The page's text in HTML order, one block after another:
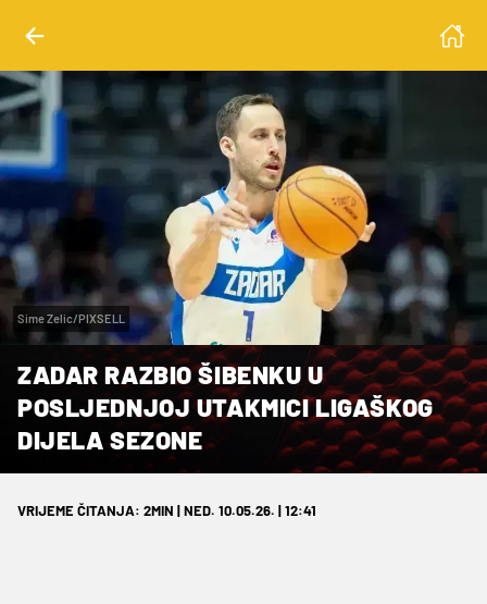
Sime Zelic/PIXSELL
ZADAR RAZBIO ŠIBENKU U
POSLJEDNJOJ UTAKMICI LIGAŠKOG
DIJELA SEZONE
VRIJEME ČITANJA: 2MIN | NED. 10.05.26. | 12:41